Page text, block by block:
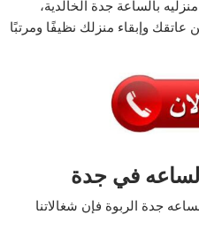
بالساعة جدة الخالدية،
وإبقاء منزلك نظيفًا ومرتبًا
في جدة
جدة الربوة فإن شغالاتنا